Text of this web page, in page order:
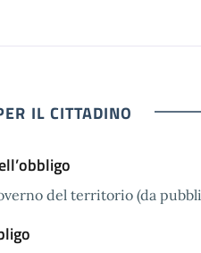
IL CITTADINO
del territorio (da